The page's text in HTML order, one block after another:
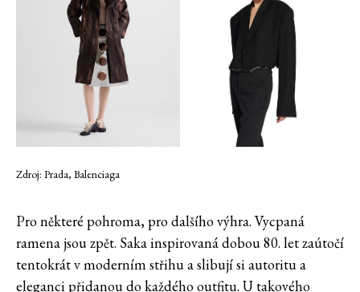
Zdroj: Prada, Balenciaga
Pro některé pohroma, pro dalšího výhra. Vycpaná
ramena jsou zpět. Saka inspirovaná dobou 80. let zaútočí
tentokrát v moderním střihu a slibují si autoritu a
eleganci přidanou do každého outfitu. U takového